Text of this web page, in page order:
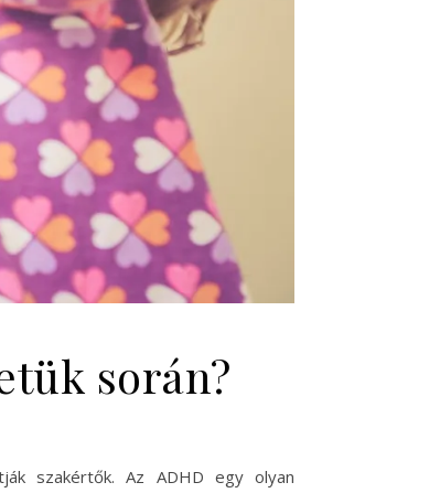
során?
szakértők. Az ADHD egy olyan